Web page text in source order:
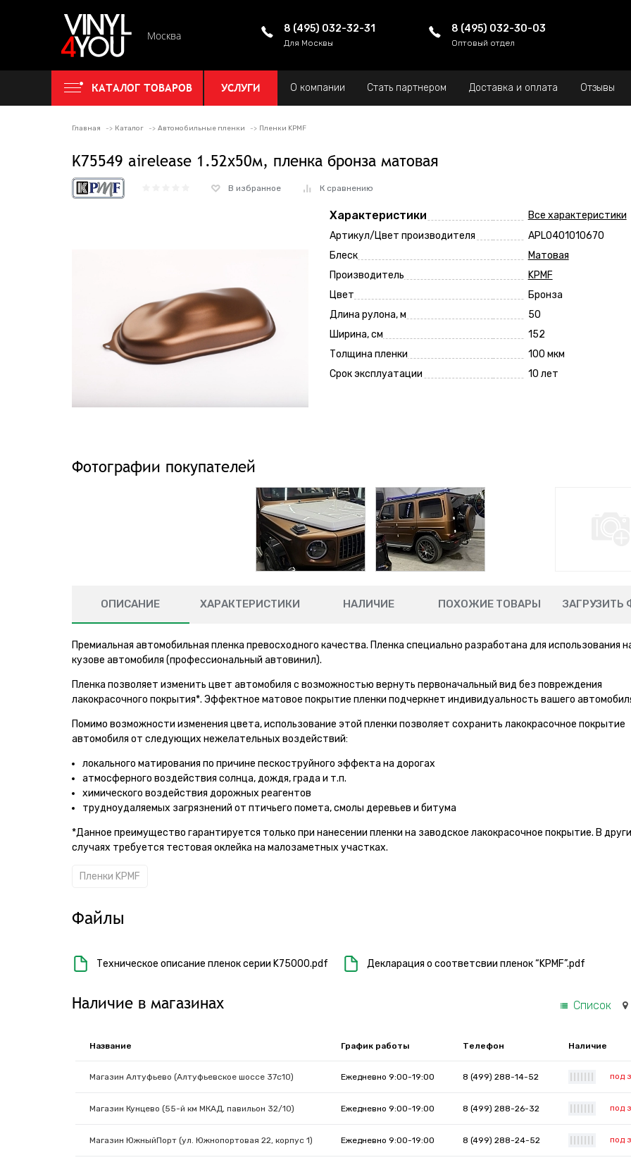
Москва
8 (495) 032-32-31
Для Москвы
8 (495) 032-30-03
Оптовый отдел
КАТАЛОГ ТОВАРОВ УСЛУГИ О компании Стать партнером Доставка и оплата Отзывы
Главная Каталог Автомобильные пленки Пленки KPMF
K75549 airelease 1.52х50м, пленка бронза матовая
В избранное К сравнению
Характеристики
Все характеристики
Артикул/Цвет производителя
APL0401010670
Блеск
Матовая
Производитель
KPMF
Цвет
Бронза
Длина рулона, м
50
Ширина, см
152
Толщина пленки
100 мкм
Срок эксплуатации
10 лет
Фотографии покупателей
ОПИСАНИЕ ХАРАКТЕРИСТИКИ НАЛИЧИЕ ПОХОЖИЕ ТОВАРЫ ЗАГРУЗИТЬ
Премиальная автомобильная пленка превосходного качества. Пленка специально разработана для использования
кузове автомобиля (профессиональный автовинил).
Пленка позволяет изменить цвет автомобиля с возможностью вернуть первоначальный вид без повреждения
лакокрасочного покрытия*. Эффектное матовое покрытие пленки подчеркнет индивидуальность вашего
Помимо возможности изменения цвета, использование этой пленки позволяет сохранить лакокрасочное покрытие
автомобиля от следующих нежелательных воздействий:
локального матирования по причине пескоструйного эффекта на дорогах
атмосферного воздействия солнца, дождя, града и т.п.
химического воздействия дорожных реагентов
трудноудаляемых загрязнений от птичьего помета, смолы деревьев и битума
*Данное преимущество гарантируется только при нанесении пленки на заводское лакокрасочное покрытие. В
случаях требуется тестовая оклейка на малозаметных участках.
Пленки KPMF
Файлы
Техническое описание пленок серии K75000.pdf Декларация о соответсвии пленок “KPMF”.pdf
Наличие в магазинах Список
Название График работы Телефон Наличие
Магазин Алтуфьево (Алтуфьевское шоссе 37с10) Ежедневно 9:00-19:00 8 (499) 288-14-52 под
Магазин Кунцево (55-й км МКАД, павильон 32/10) Ежедневно 9:00-19:00 8 (499) 288-26-32 под
Магазин ЮжныйПорт (ул. Южнопортовая 22, корпус 1) Ежедневно 9:00-19:00 8 (499) 288-24-52 под